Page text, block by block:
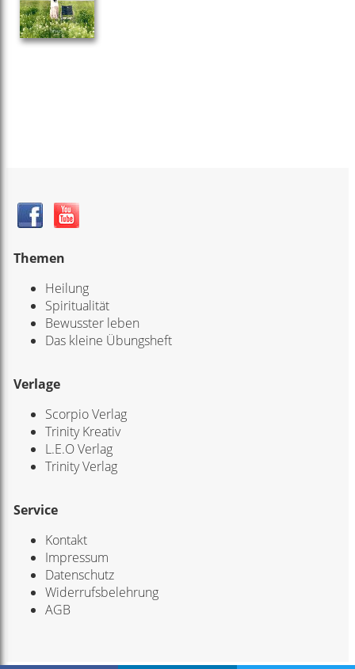
Themen
Heilung
Spiritualität
Bewusster leben
Das kleine Übungsheft
Verlage
Scorpio Verlag
Trinity Kreativ
L.E.O Verlag
Trinity Verlag
Service
Kontakt
Impressum
Datenschutz
Widerrufsbelehrung
AGB